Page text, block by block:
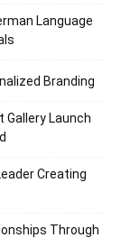
Language
Branding
Gallery Launch
Creating
Through